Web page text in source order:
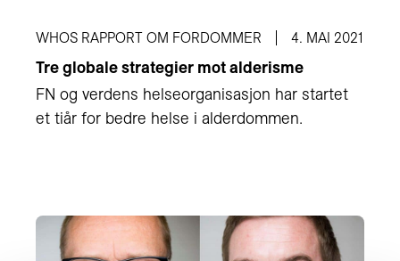
WHOS RAPPORT OM FORDOMMER 4. MAI 2021
Tre globale strategier mot alderisme
FN og verdens helseorganisasjon har startet
et tiår for bedre helse i alderdommen.